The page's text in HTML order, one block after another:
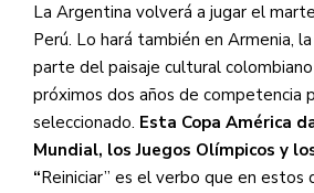
La Argentina volverá a jugar el
Perú. Lo hará también en Armenia,
parte del paisaje cultural
próximos dos años de competencia
seleccionado. Esta Copa América
Mundial, los Juegos Olímpicos y
“Reiniciar” es el verbo que en estos